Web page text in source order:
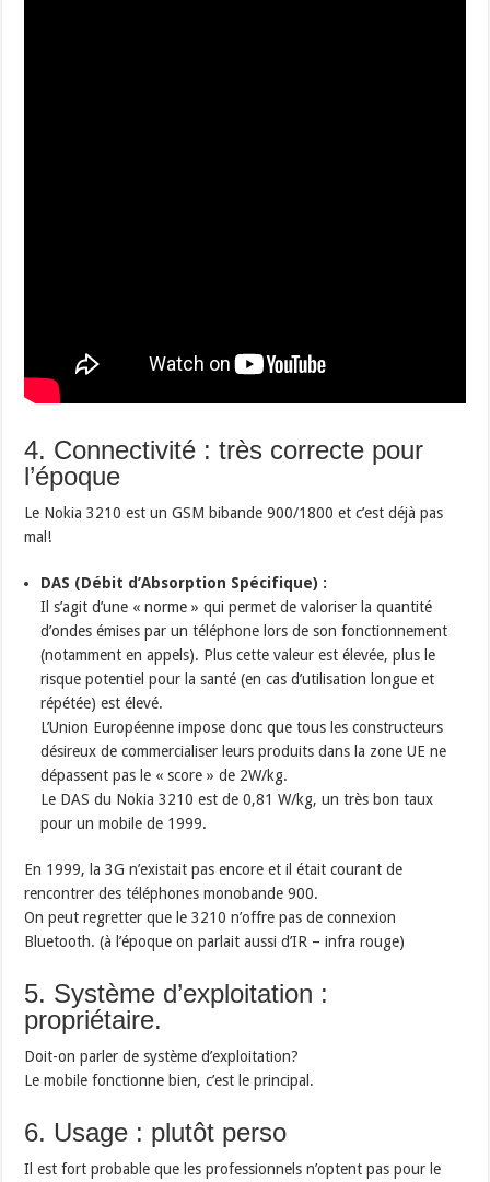
4. Connectivité : très correcte pour
l’époque
Le Nokia 3210 est un GSM bibande 900/1800 et c’est déjà pas
mal!
DAS (Débit d’Absorption Spécifique) :
Il s’agit d’une « norme » qui permet de valoriser la quantité
d’ondes émises par un téléphone lors de son fonctionnement
(notamment en appels). Plus cette valeur est élevée, plus le
risque potentiel pour la santé (en cas d’utilisation longue et
répétée) est élevé.
L’Union Européenne impose donc que tous les constructeurs
désireux de commercialiser leurs produits dans la zone UE ne
dépassent pas le « score » de 2W/kg.
Le DAS du Nokia 3210 est de 0,81 W/kg, un très bon taux
pour un mobile de 1999.
En 1999, la 3G n’existait pas encore et il était courant de
rencontrer des téléphones monobande 900.
On peut regretter que le 3210 n’offre pas de connexion
Bluetooth. (à l’époque on parlait aussi d’IR – infra rouge)
5. Système d’exploitation :
propriétaire.
Doit-on parler de système d’exploitation?
Le mobile fonctionne bien, c’est le principal.
6. Usage : plutôt perso
Il est fort probable que les professionnels n’optent pas pour le